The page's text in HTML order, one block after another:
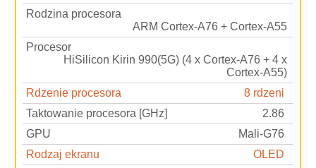
Rodzina procesora
ARM Cortex-A76 + Cortex-A55
Procesor
HiSilicon Kirin 990(5G) (4 x Cortex-A76 + 4 x
Cortex-A55)
Rdzenie procesora
8 rdzeni
Taktowanie procesora [GHz]
2.86
GPU
Mali-G76
Rodzaj ekranu
OLED